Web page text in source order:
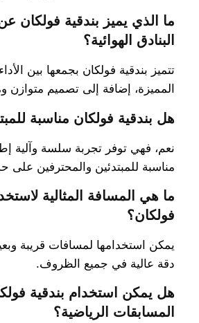
ما الذي يميز بندقية فولكان
البنادق الهوائية؟
تتميز بندقية فولكان بجمعها بين
المميزة، إضافة إلى تصميم متوازن
هل بندقية فولكان مناسبة
نعم، فهي توفر تجربة سلسة وآلية
مناسبة للمبتدئين والمحترفين على
ما هي المسافة المثالية
فولكان؟
يمكن استخدامها لمسافات قريبة
دقة عالية في جميع الظروف.
هل يمكن استخدام بندقية
المسابقات الرياضية؟